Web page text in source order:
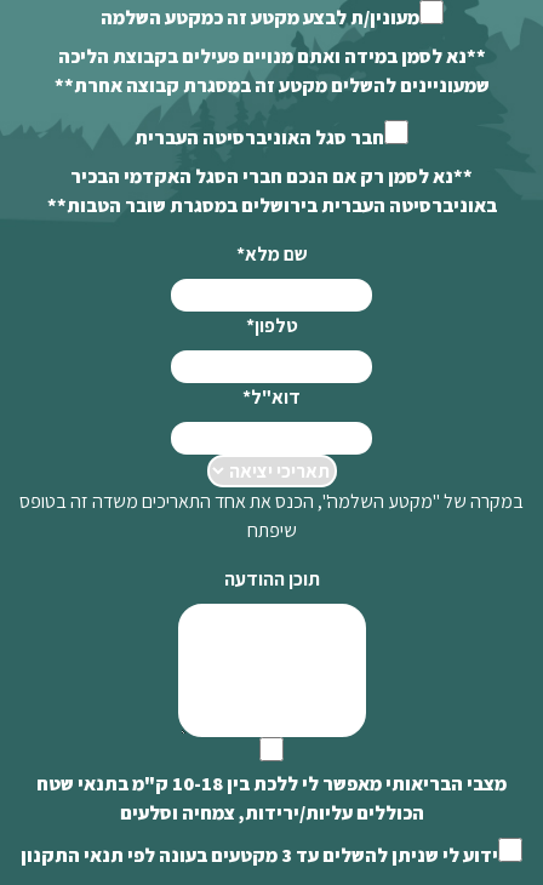
מעונין/ת לבצע מקטע זה כמקטע השלמה
**נא לסמן במידה ואתם מנויים פעילים בקבוצת הליכה
שמעוניינים להשלים מקטע זה במסגרת קבוצה אחרת**
חבר סגל האוניברסיטה העברית
**נא לסמן רק אם הנכם חברי הסגל האקדמי הבכיר
באוניברסיטה העברית בירושלים במסגרת שובר הטבות**
שם מלא*
טלפון*
דוא"ל*
במקרה של "מקטע השלמה", הכנס את אחד התאריכים משדה זה בטופס
שיפתח
תוכן ההודעה
מצבי הבריאותי מאפשר לי ללכת בין 10-18 ק"מ בתנאי שטח
הכוללים עליות/ירידות, צמחיה וסלעים
ידוע לי שניתן להשלים עד 3 מקטעים בעונה לפי תנאי התקנון